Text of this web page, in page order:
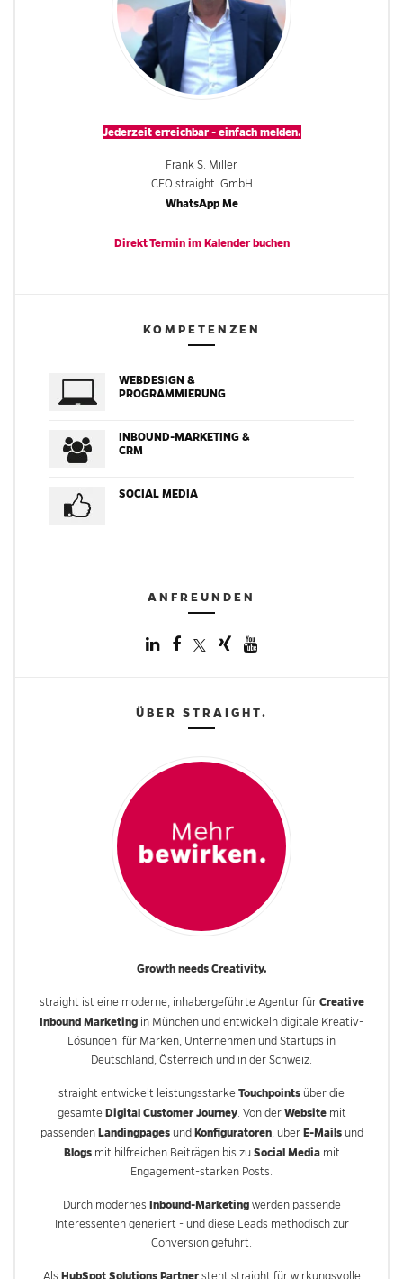
Jederzeit erreichbar - einfach melden.
Frank S. Miller
CEO straight. GmbH
WhatsApp Me
Direkt Termin im Kalenderbuchen
KOMPETENZEN
WEBDESIGN &
PROGRAMMIERUNG
INBOUND-MARKETING &
CRM
SOCIAL MEDIA
ANFREUNDEN
ÜBER STRAIGHT.
Growth needs Creativity.
straight ist eine moderne, inhabergeführte Agentur für Creative
Inbound Marketing in München und entwickeln digitale Kreativ-
Lösungen für Marken, Unternehmen und Startups in
Deutschland, Österreich und in der Schweiz.
straight entwickelt leistungsstarke Touchpoints über die
gesamte Digital Customer Journey. Von der Websitemit
passenden Landingpagesund Konfiguratoren, über E-Mailsund
Blogsmit hilfreichen Beiträgen bis zu Social Mediamit
Engagement-starken Posts.
Durch modernes Inbound-Marketingwerden passende
Interessenten generiert - und diese Leads methodisch zur
Conversion geführt.
Als HubSpot Solutions Partnersteht straight für wirkungsvolle